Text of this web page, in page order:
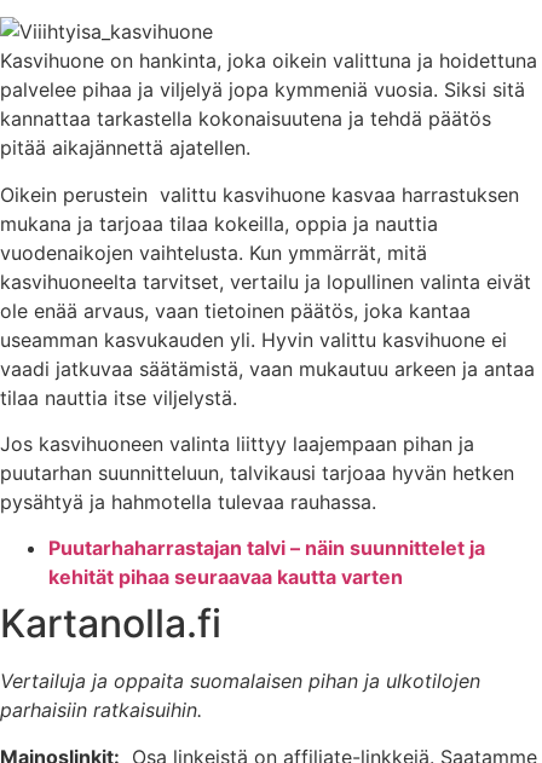
Kasvihuone on hankinta, joka oikein valittuna ja hoidettuna
palvelee pihaa ja viljelyä jopa kymmeniä vuosia. Siksi sitä
kannattaa tarkastella kokonaisuutena ja tehdä päätös
pitää aikajännettä ajatellen.
Oikein perustein valittu kasvihuone kasvaa harrastuksen
mukana ja tarjoaa tilaa kokeilla, oppia ja nauttia
vuodenaikojen vaihtelusta. Kun ymmärrät, mitä
kasvihuoneelta tarvitset, vertailu ja lopullinen valinta eivät
ole enää arvaus, vaan tietoinen päätös, joka kantaa
useamman kasvukauden yli. Hyvin valittu kasvihuone ei
vaadi jatkuvaa säätämistä, vaan mukautuu arkeen ja antaa
tilaa nauttia itse viljelystä.
Jos kasvihuoneen valinta liittyy laajempaan pihan ja
puutarhan suunnitteluun, talvikausi tarjoaa hyvän hetken
pysähtyä ja hahmotella tulevaa rauhassa.
Puutarhaharrastajan talvi – näin suunnittelet ja
kehität pihaa seuraavaa kautta varten
Kartanolla.fi
Vertailuja ja oppaita suomalaisen pihan ja ulkotilojen
parhaisiin ratkaisuihin.
Mainoslinkit: Osa linkeistä on affiliate-linkkejä. Saatamme